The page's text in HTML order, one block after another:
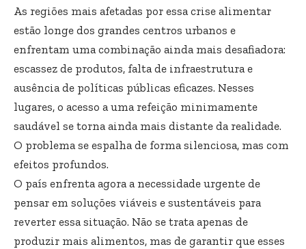
As regiões mais afetadas por essa crise alimentar
estão longe dos grandes centros urbanos e
enfrentam uma combinação ainda mais desafiadora:
escassez de produtos, falta de infraestrutura e
ausência de políticas públicas eficazes. Nesses
lugares, o acesso a uma refeição minimamente
saudável se torna ainda mais distante da realidade.
O problema se espalha de forma silenciosa, mas com
efeitos profundos.
O país enfrenta agora a necessidade urgente de
pensar em soluções viáveis e sustentáveis para
reverter essa situação. Não se trata apenas de
produzir mais alimentos, mas de garantir que esses